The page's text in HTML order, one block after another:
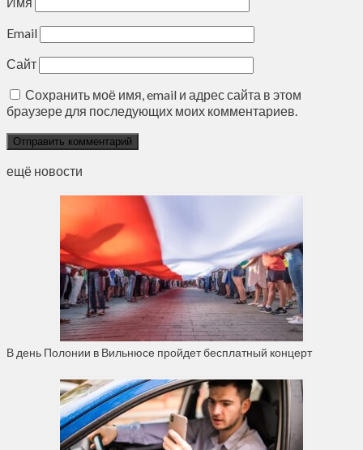
Email
Сайт
Сохранить моё имя, email и адрес сайта в этом
браузере для последующих моих комментариев.
ещё новости
В день Полонии в Вильнюсе пройдет бесплатный концерт